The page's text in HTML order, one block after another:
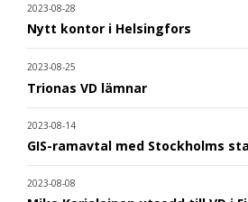
2023-08-28
Nytt kontor i Helsingfors
2023-08-25
Trionas VD lämnar
2023-08-14
GIS-ramavtal med Stockholms
2023-08-08